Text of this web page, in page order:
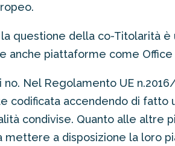
la questione della co-Titolarità
anche piattaforme come
no. Nel Regolamento UE
codificata accendendo di
condivise. Quanto alle altre
mettere a disposizione la loro